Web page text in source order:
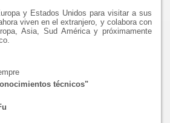
y Estados Unidos para visitar a sus
viven en el extranjero, y colabora con
Asia, Sud América y próximamente
técnicos"